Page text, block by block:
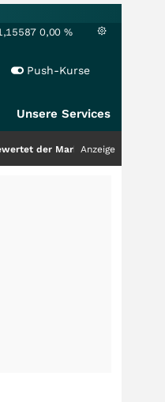
0,00 %
Push-Kurse
Unsere Services
noch immer nur die Hälfte
Anzeige